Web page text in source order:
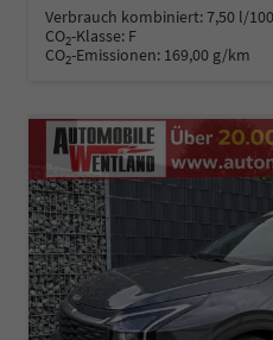
Verbrauch kombiniert:7,50 l/
CO2-Klasse: F
CO2-Emissionen: 169,00 g/km